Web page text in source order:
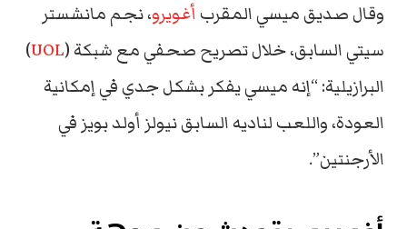
وقال صديق ميسي المقربأغويرو، نجم مانشستر
سيتي السابق، خلال تصريح صحفي مع شبكة (UOL
)
البرازيلية: “إنه ميسي يفكر بشكل جدي في إمكانية
العودة، واللعب لناديه السابق نيولز أولد بويز في
الأرجنتين”.